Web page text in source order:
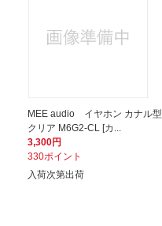
MEE audio イヤホン カナル型
クリア M6G2-CL [カ...
3,300円
330ポイント
入荷次第出荷